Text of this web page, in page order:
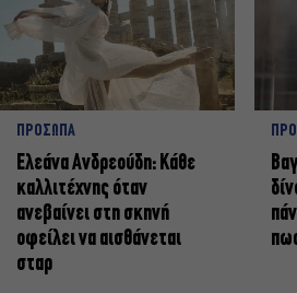
ΠΡΟΣΩΠΑ
Ελεάνα Ανδρεούδη: Κάθε
καλλιτέχνης όταν
ανεβαίνει στη σκηνή
οφείλει να αισθάνεται
σταρ